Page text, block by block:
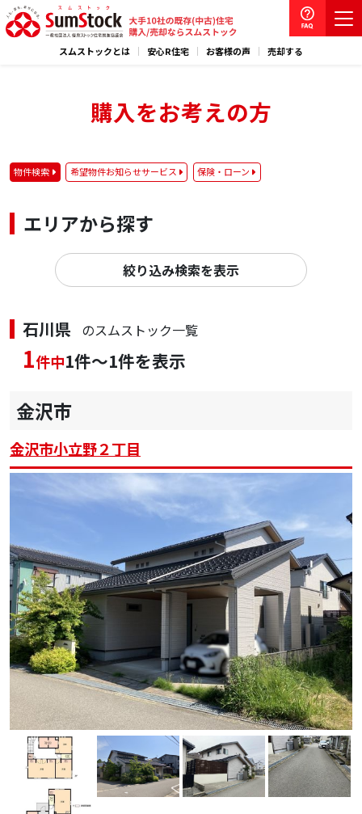
スムストックとは 安心R住宅 お客様の声 売却する
購入をお考えの方
物件検索 希望物件お知らせサービス 保険・ローン
エリアから探す
絞り込み検索を表示
石川県 のスムストック一覧
1件中1件～1件を表示
金沢市
金沢市小立野２丁目